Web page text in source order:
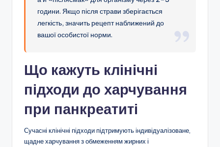
години. Якщо після страви зберігається
легкість, значить рецепт наближений до
вашої особистої норми.
Що кажуть клінічні
підходи до харчування
при панкреатиті
Сучасні клінічні підходи підтримують індивідуалізоване,
щадне харчування з обмеженням жирних і